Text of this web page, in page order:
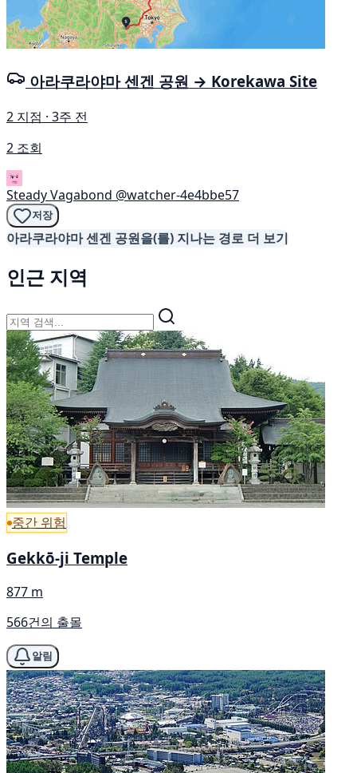
아라쿠라야마 센겐 공원 → Korekawa Site
2 지점 · 3주 전
2 조회
Steady Vagabond @watcher-4e4bbe57
저장
아라쿠라야마 센겐 공원을(를) 지나는 경로 더 보기
인근 지역
중간 위험
Gekkō-ji Temple
877 m
566건의 출몰
알림